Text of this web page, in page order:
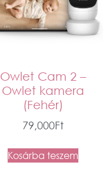
Owlet Cam 2 –
Owlet kamera
(Fehér)
79,000Ft
Kosárba teszem